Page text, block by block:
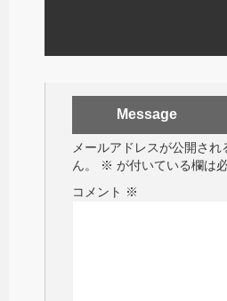
Message
メールアドレスが公開さ
ん。
※ が付いている欄は
コメント ※